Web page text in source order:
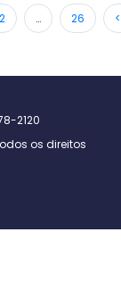
… 26
2120
os direitos